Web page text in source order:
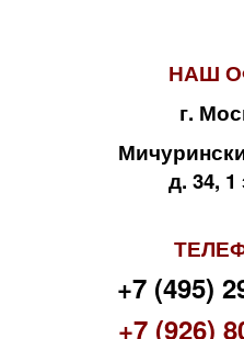
НАШ
г.
д. 34, 1
+7 (495)
+7 (926)